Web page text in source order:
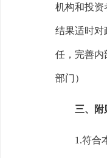
机构和投资
结果适时对
任，完善内
部门）
三、附
1.符合